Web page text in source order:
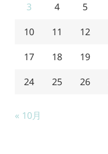
3 4 5
10 11 12
17 18 19
24 25 26
« 10月